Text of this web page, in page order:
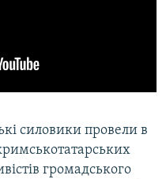
силовики провели в
громадського